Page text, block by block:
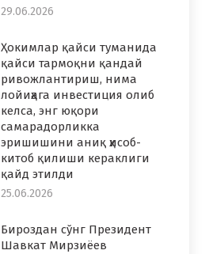
29.06.2026
Ҳокимлар қайси туманида
қайси тармоқни қандай
ривожлантириш, нима
лойиҳага инвестиция олиб
келса, энг юқори
самарадорликка
эришишини аниқ ҳисоб-
китоб қилиши кераклиги
қайд этилди
25.06.2026
Бироздан сўнг Президент
Шавкат Мирзиёев